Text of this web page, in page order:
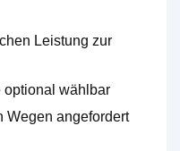
Leistung zur
optional wählbar
Wegen angefordert